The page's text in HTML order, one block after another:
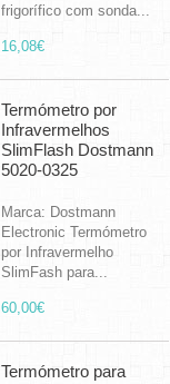
frigorífico com sonda...
16,08€
Termómetro por
Infravermelhos
SlimFlash Dostmann
5020-0325
Marca: Dostmann
Electronic Termómetro
por Infravermelho
SlimFash para...
60,00€
Termómetro para